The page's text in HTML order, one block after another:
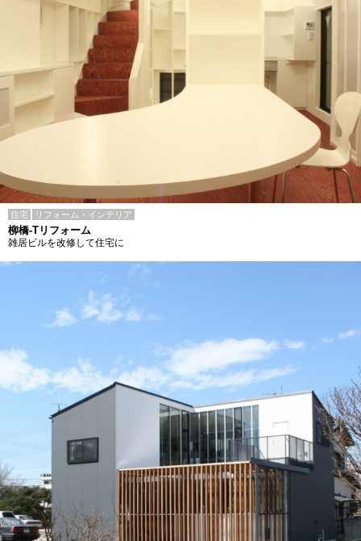
住宅 リフォーム・インテリア
柳橋-Tリフォーム
雑居ビルを改修して住宅に